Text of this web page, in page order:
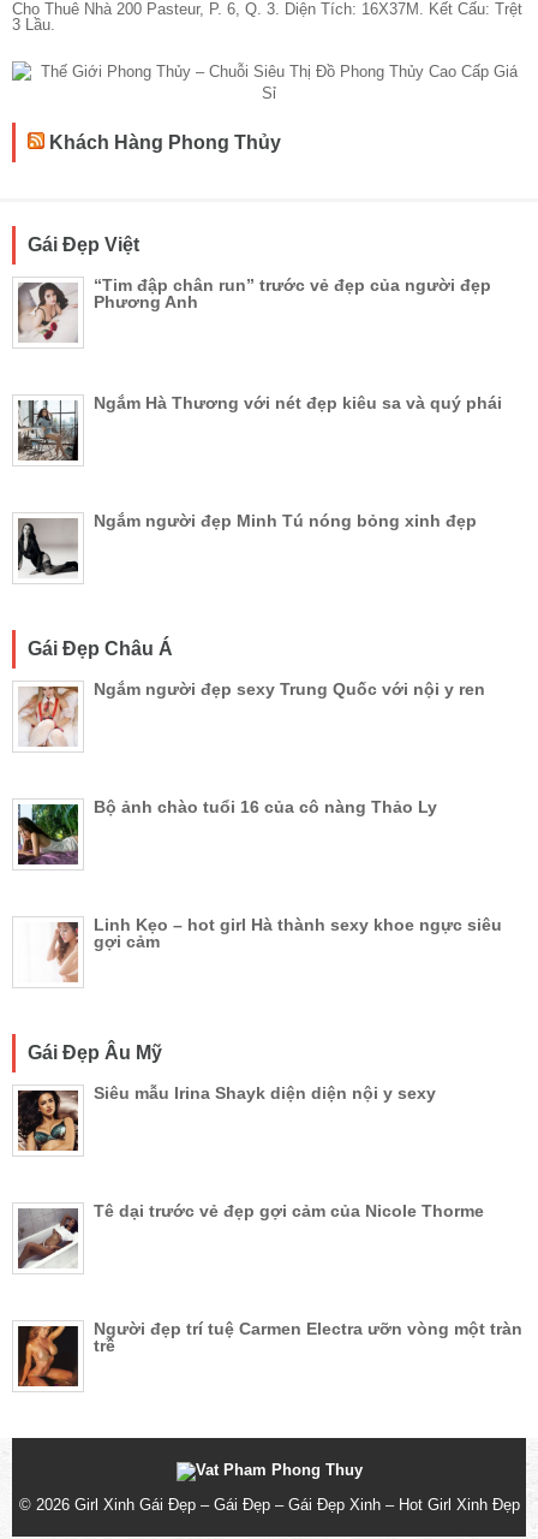
Cho Thuê Nhà 200 Pasteur, P. 6, Q. 3. Diện Tích: 16X37M. Kết Cấu: Trệt
3 Lầu.
Khách Hàng Phong Thủy
Gái Đẹp Việt
“Tim đập chân run” trước vẻ đẹp của người đẹp
Phương Anh
Ngắm Hà Thương với nét đẹp kiêu sa và quý phái
Ngắm người đẹp Minh Tú nóng bỏng xinh đẹp
Gái Đẹp Châu Á
Ngắm người đẹp sexy Trung Quốc với nội y ren
Bộ ảnh chào tuổi 16 của cô nàng Thảo Ly
Linh Kẹo – hot girl Hà thành sexy khoe ngực siêu
gợi cảm
Gái Đẹp Âu Mỹ
Siêu mẫu Irina Shayk diện diện nội y sexy
Tê dại trước vẻ đẹp gợi cảm của Nicole Thorme
Người đẹp trí tuệ Carmen Electra ưỡn vòng một tràn
trề
© 2026 Girl Xinh Gái Đẹp – Gái Đẹp – Gái Đẹp Xinh – Hot Girl Xinh Đẹp